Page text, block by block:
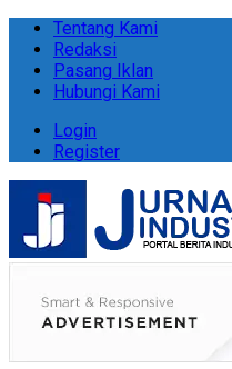
Tentang Kami
Redaksi
Pasang Iklan
Hubungi Kami
Login
Register